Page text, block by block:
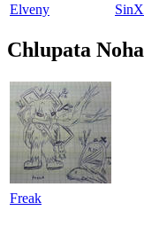
Elveny SinX
Chlupata Noha
Freak